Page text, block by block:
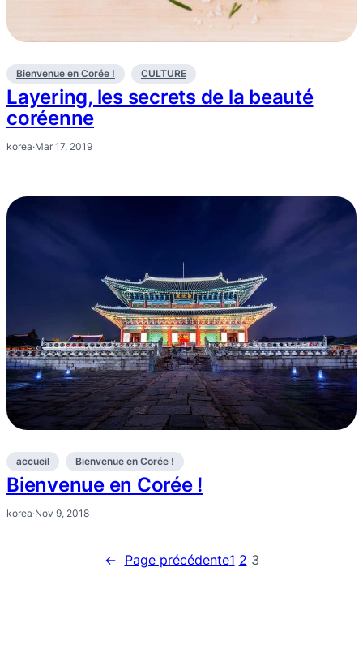
Bienvenue en Corée ! CULTURE
Layering, les secrets de la beauté
coréenne
korea·Mar 17, 2019
accueil Bienvenue en Corée !
Bienvenue en Corée !
korea·Nov 9, 2018
← Page précédente1 2 3